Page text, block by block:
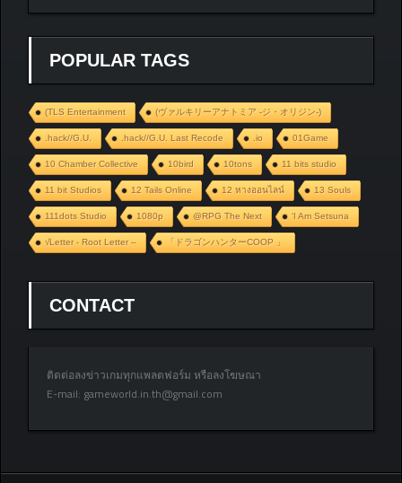
POPULAR TAGS
(TLS Entertainment (ヴァルキリーアナトミア ‐ジ・オリジン‐)
.hack//G.U. .hack//G.U. Last Recode .io 01Game
10 Chamber Collective 10bird 10tons 11 bits studio
11 bit Studios 12 Tails Online 12 หางออนไลน์ 13 Souls
111dots Studio 1080p @RPG The Next ‘I Am Setsuna
√Letter - Root Letter – 「ドラゴンハンターCOOP 」
CONTACT
ติดต่อลงข่าวเกมทุกแพลตฟอร์ม หรือลงโฆษณา
E-mail: gameworld.in.th@gmail.com